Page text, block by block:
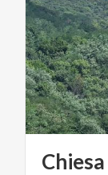
Chiesa